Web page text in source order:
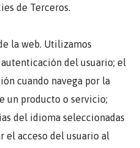
de Terceros.
la web. Utilizamos
del usuario; el
cuando navega por la
un producto o servicio;
del idioma seleccionadas
el acceso del usuario al